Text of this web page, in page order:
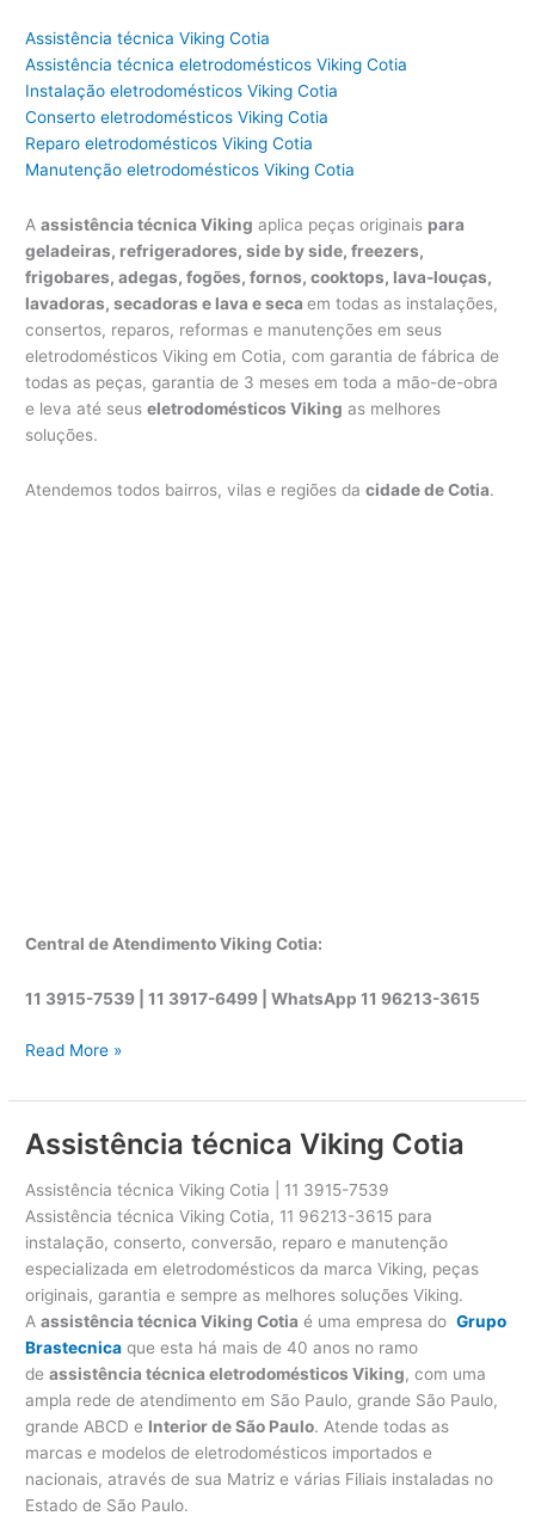
Assistência técnica Viking Cotia
Assistência técnica eletrodomésticos Viking Cotia
Instalação eletrodomésticos Viking Cotia
Conserto eletrodomésticos Viking Cotia
Reparo eletrodomésticos Viking Cotia
Manutenção eletrodomésticos Viking Cotia
Aassistência técnica Viking aplica peças originais para
geladeiras, refrigeradores, side by side, freezers,
frigobares, adegas, fogões, fornos, cooktops, lava-louças,
lavadoras, secadoras e lava e secaem todas as instalações,
consertos, reparos, reformas e manutenções em seus
eletrodomésticos Viking em Cotia, com garantia de fábrica de
todas as peças, garantia de 3 meses em toda a mão-de-obra
e leva até seuseletrodomésticos Viking as melhores
soluções.
Atendemos todos bairros, vilas e regiões dacidade de Cotia.
Central de Atendimento Viking Cotia:
11 3915-7539 | 11 3917-6499 |WhatsApp11 96213-3615
A
s
s
t
ê
n
a
t
é
a
Read More »
Assistência técnica Viking Cotia
Assistência técnica Viking Cotia | 11 3915-7539
Assistência técnica Viking Cotia, 11 96213-3615 para
instalação, conserto, conversão, reparo e manutenção
especializada em eletrodomésticos da marca Viking, peças
originais, garantia e sempre as melhores soluções Viking.
Aassistência técnica Viking Cotia é uma empresa doGrupo
Brastecnica que esta há mais de 40 anos no ramo
deassistência técnica eletrodomésticos Viking, com uma
ampla rede de atendimento em São Paulo, grande São Paulo,
grande ABCD e Interior de São Paulo. Atende todas as
marcas e modelos de eletrodomésticos importados e
nacionais, através de sua Matriz e várias Filiais instaladas no
Estado de São Paulo.